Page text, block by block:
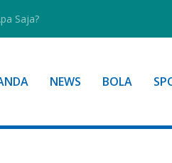
Saja?
NEWS BOLA